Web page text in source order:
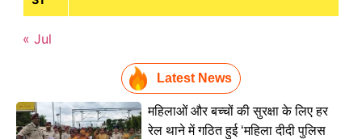
« Jul
Latest News
महिलाओं और बच्चों की सुरक्षा के लिए हर
रेल थाने में गठित हुई ‘महिला दीदी पुलिस